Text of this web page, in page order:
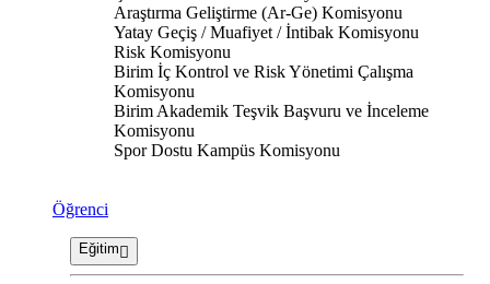
Araştırma Geliştirme (Ar-Ge) Komisyonu
Yatay Geçiş / Muafiyet / İntibak Komisyonu
Risk Komisyonu
Birim İç Kontrol ve Risk Yönetimi Çalışma
Komisyonu
Birim Akademik Teşvik Başvuru ve İnceleme
Komisyonu
Spor Dostu Kampüs Komisyonu
Öğrenci
Eğitim